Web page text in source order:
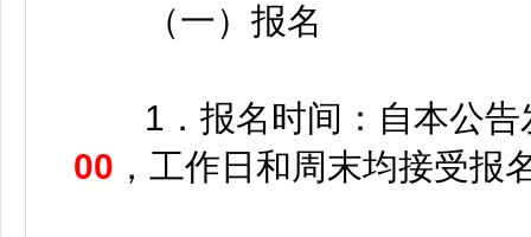
（一）报名
1．报名时间：自本公告
00 ，工作日和周末均接受报